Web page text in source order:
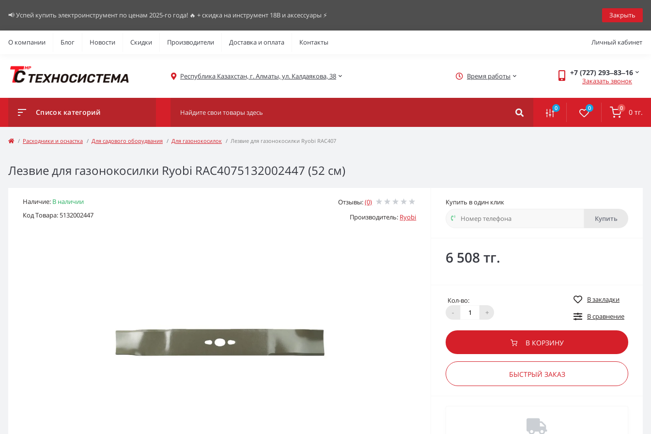
📢 Успей купить электроинструмент по ценам 2025-го года! 🔥 + скидка на инструмент 18В и аксессуары ⚡️ Закрыть
О компании Блог Новости Скидки Производители Доставка и оплата Контакты Личный кабинет
Республика Казахстан, г. Алматы, ул. Калдаякова, 38 Время работы +7 (727) 293‒83‒16
Заказать звонок
Список категорий 0 0 0 0 тг.
Расходники и оснастка Для садового оборудвания Для газонокосилок Лезвие для газонокосилки Ryobi RAC407
Лезвие для газонокосилки Ryobi RAC4075132002447 (52 см)
Наличие: В наличии
Код Товара: 5132002447
Отзывы:(0)
Производитель: Ryobi
Купить в один клик
Купить
6 508 тг.
Кол-во:
-
+
В закладки
В сравнение
В КОРЗИНУ
БЫСТРЫЙ ЗАКАЗ